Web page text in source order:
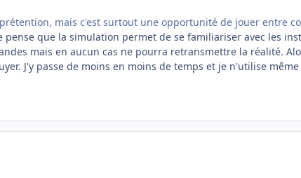
mais c'est surtout une opportunité de jouer entre
pense que la simulation permet de se familiariser avec les
mais en aucun cas ne pourra retransmettre la réalité.
J'y passe de moins en moins de temps et je n'utilise même